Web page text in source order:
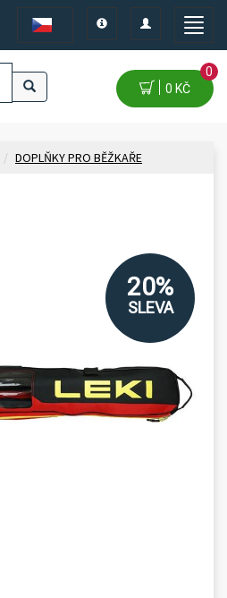
Toggle
Toggle
navigation
Toggle
0 KČ
0
DOPLŇKY PRO BĚŽKAŘE
20%
SLEVA